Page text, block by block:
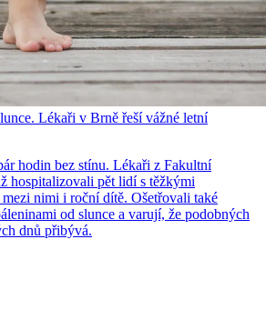
Lékaři v Brně řeší vážné letní
hodin bez stínu. Lékaři z Fakultní
hospitalizovali pět lidí s těžkými
nimi i roční dítě. Ošetřovali také
od slunce a varují, že podobných
dnů přibývá.